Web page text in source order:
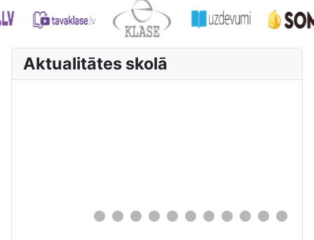
Aktualitātes skolā